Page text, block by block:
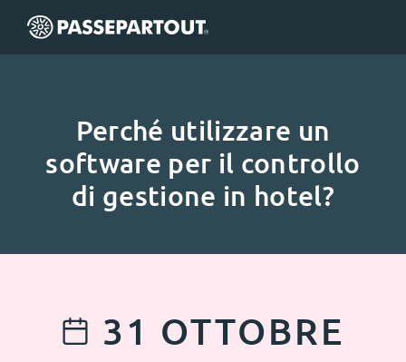
Perché utilizzare un
software per il controllo
di gestione in hotel?
31 OTTOBRE